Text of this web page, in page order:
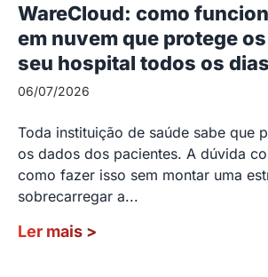
WareCloud: como
em nuvem que protege
seu hospital todos os dias
06/07/2026
Toda instituição de saúde sabe que
os dados dos pacientes. A dúvida
como fazer isso sem montar uma
sobrecarregar a...
Ler mais >